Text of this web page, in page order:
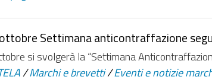
Settimana anticontraffazione
si svolgerà la “Settimana
/Marchi e brevetti /Eventi e notizie